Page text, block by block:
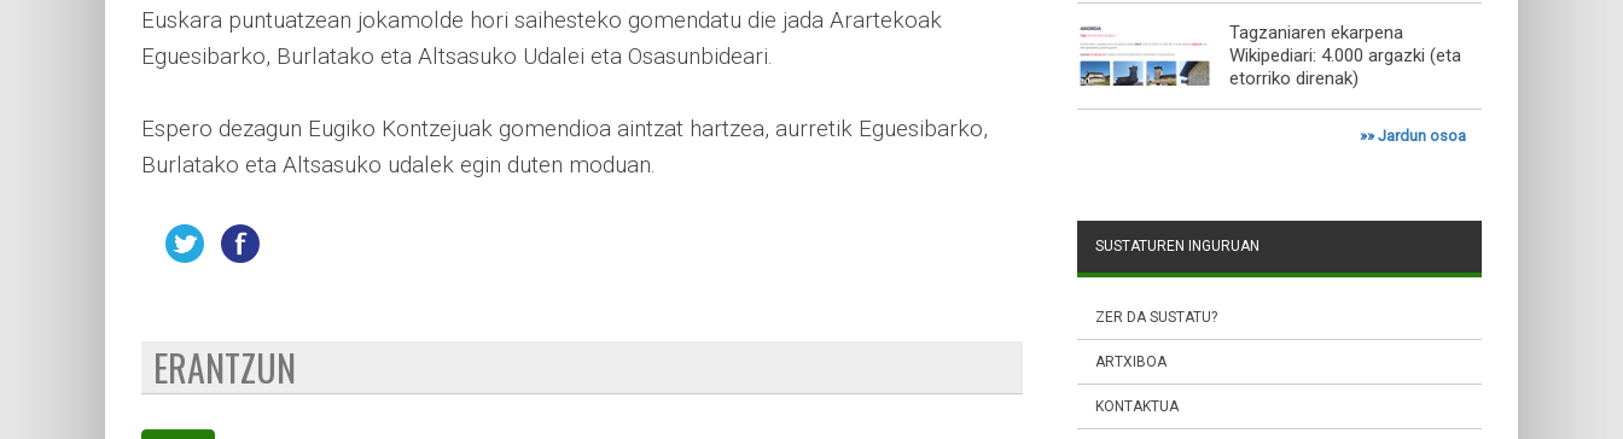
Euskara puntuatzean jokamolde hori saihesteko gomendatu die jada Arartekoak
Eguesibarko, Burlatako eta Altsasuko Udalei eta Osasunbideari.
Espero dezagun Eugiko Kontzejuak gomendioa aintzat hartzea, aurretik Eguesibarko,
Burlatako eta Altsasuko udalek egin duten moduan.
ERANTZUN
Tagzaniaren ekarpena
Wikipediari: 4.000 argazki (eta
etorriko direnak)
»»Jardun osoa
SUSTATUREN INGURUAN
ZER DA SUSTATU?
ARTXIBOA
KONTAKTUA